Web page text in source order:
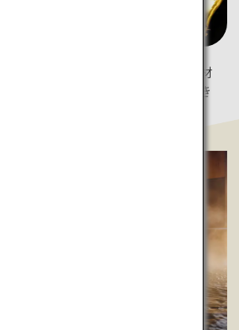
が施された九谷焼の器と、旬の食材
のマリアージュを楽しむことができ